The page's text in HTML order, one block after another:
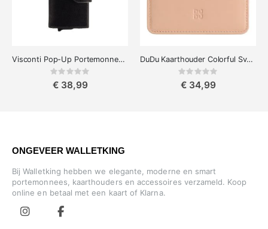
Visconti Pop-Up Portemonnee Enzo
Rating:
€ 38,99
DuDu Kaarthouder Colorful Svalbard
Rating:
€ 34,99
ONGEVEER WALLETKING
Bij Walletking hebben we elegante, moderne en smart
portemonnees, kaarthouders en accessoires verzameld. Koop
online en betaal met een kaart of Klarna.